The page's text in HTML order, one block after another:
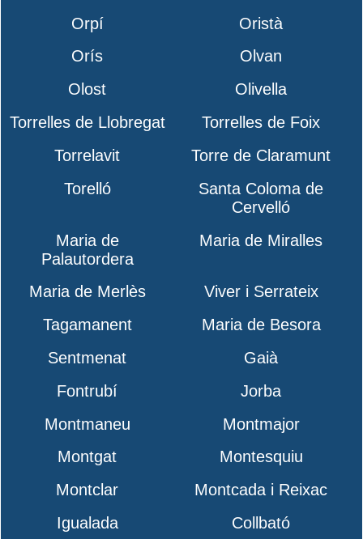
Orpí
Oristà
Orís
Olvan
Olost
Olivella
Torrelles de Llobregat
Torrelles de Foix
Torrelavit
Torre de Claramunt
Torelló
Santa Coloma de
Cervelló
Maria de
Palautordera
Maria de Miralles
Maria de Merlès
Viver i Serrateix
Tagamanent
Maria de Besora
Sentmenat
Gaià
Fontrubí
Jorba
Montmaneu
Montmajor
Montgat
Montesquiu
Montclar
Montcada i Reixac
Igualada
Collbató